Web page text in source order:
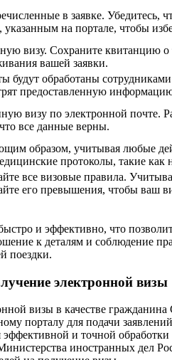
в заявке. Убедитесь,
на портале, чтобы
визу. Сохраните квитанцию о
вашей заявки.
будут обработаны сотрудниками
предоставленную
визу по электронной почте.
все данные верны.
образом, учитывая любые
протоколы, такие как
все визовые правила.
его превышения, чтобы ваш
и эффективно, что
к деталям и соблюдение
поездки.
электронной визы
визы в качестве гражданина
порталу для подачи
и точной
иностранных дел